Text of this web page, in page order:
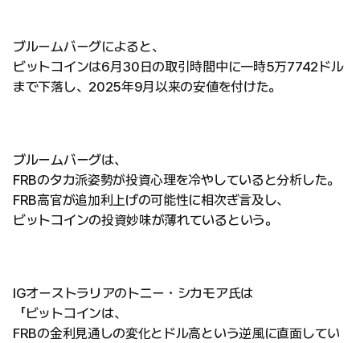
ブルームバーグによると、
ビットコインは6月30日の取引時間中に一時5万7742ドル
まで下落し、2025年9月以来の安値を付けた。
ブルームバーグは、
FRBのタカ派姿勢が投資心理を冷やしていると分析した。
FRB高官が追加利上げの可能性に相次ぎ言及し、
ビットコインの投資妙味が薄れているという。
IGオーストラリアのトニー・シカモア氏は
「ビットコインは、
FRBの金利見通しの変化とドル高という逆風に直面してい